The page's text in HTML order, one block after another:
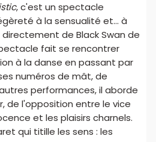
, c'est un spectacle
à la sensualité et... à
de Black Swan de
fait se rencontrer
à la danse en passant par
numéros de mât, de
performances, il aborde
de l'opposition entre le vice
et les plaisirs charnels.
qui titille les sens : les